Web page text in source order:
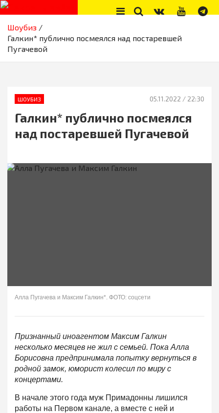
Skip
to
content
Секреты звёзд
Новости, истории звёзд шоу-бизнеса, эксклюзивные фото и
видео из жизни звёзд
Шоубиз
Галкин* публично посмеялся над постаревшей
Пугачевой
ШОУБИЗ 05.11.2022 / 22:30
Галкин* публично посмеялся
над постаревшей Пугачевой
Алла Пугачева и Максим Галкин*. ФОТО: соцсети
Признанный иноагентом Максим Галкин
несколько месяцев не жил с семьей. Пока Алла
Борисовна предпринимала попытку вернуться в
родной замок, юморист колесил по миру с
концертами.
В начале этого года муж Примадонны лишился
работы на Первом канале, а вместе с ней и